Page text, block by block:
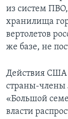
из систем
хранилища
вертолетов
же базе, не
Действия
страны-члены
«Большой
власти